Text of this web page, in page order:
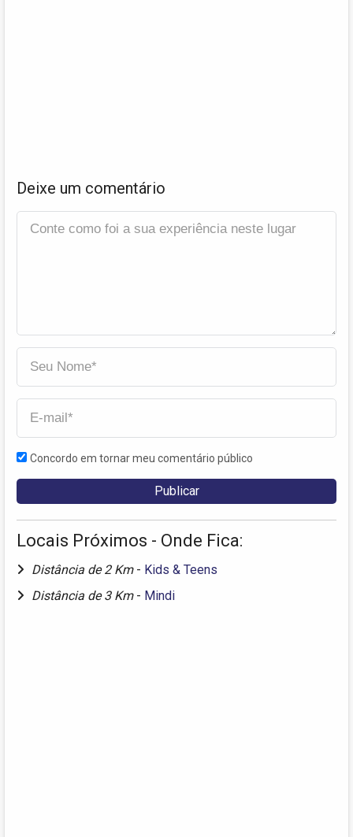
Deixe um comentário
Concordo em tornar meu comentário público
Locais Próximos - Onde Fica:
Distância de 2 Km - Kids & Teens
Distância de 3 Km - Mindi